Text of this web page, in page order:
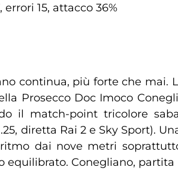
15, attacco 36%
continua, più forte che mai.
Prosecco Doc Imoco
il match-point tricolore
diretta Rai 2 e Sky Sport).
dai nove metri
Conegliano,